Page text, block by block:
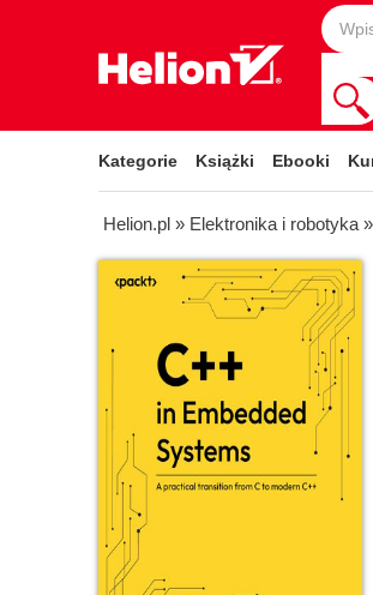
Kategorie Książki Ebooki
Helion.pl » Elektronika i robotyka »